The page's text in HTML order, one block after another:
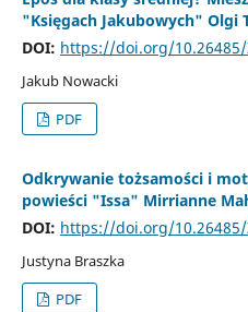
"Księgach Jakubowych" Olgi
DOI: https://doi.org/10.26485/
Jakub Nowacki
PDF
Odkrywanie tożsamości i
powieści "Issa" Mirrianne
DOI: https://doi.org/
Justyna Braszka
PDF